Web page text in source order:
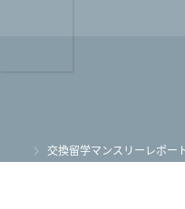
ホーム
交換留学マンスリーレポー